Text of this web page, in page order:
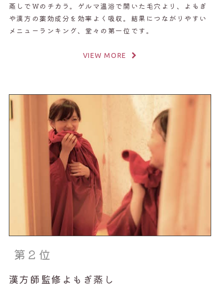
蒸しでWのチカラ。ゲルマ温浴で開いた毛穴より、よもぎ
や漢方の薬効成分を効率よく吸収。結果につながりやすい
メニューランキング、堂々の第一位です。
VIEW MORE
第２位
漢方師監修よもぎ蒸し